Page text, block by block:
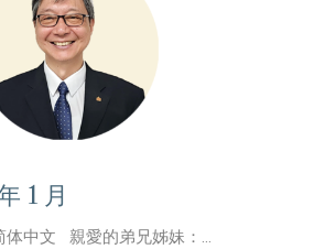
1 月
体中文 親愛的弟兄姊妹：...